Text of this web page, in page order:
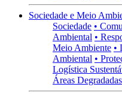
Sociedade e Meio
Sociedade •
Ambiental •
Meio Ambiente •
Ambiental •
Logística
Áreas Degradadas